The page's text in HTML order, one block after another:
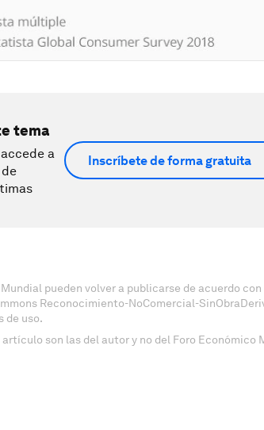
tema
a
Inscríbete de forma gratuita
pueden volver a publicarse de acuerdo
Reconocimiento-NoComercial-
de uso.
son las del autor y no del Foro Económico